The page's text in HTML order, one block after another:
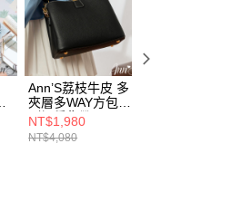
Ann’S荔枝牛皮 多
夾層多WAY方包
(附3種背帶)-黑
NT$1,980
NT$4,080